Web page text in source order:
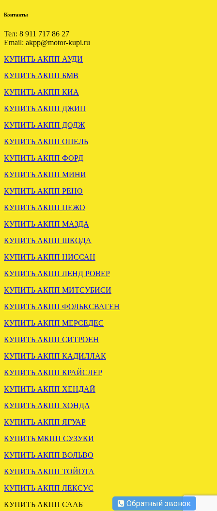
.
УСТАНОВЛЕНА АКПП
ХЕНДАЙ ТУССАН 2.0
ДИЗЕЛЬ
.
ОТПРАВЛЕНА АКПП
722.640
ОТПРАВЛЕНА МКПП
НИССАН КАШКАЙ 1.5
6СТ
ГОЛЬФ 1.6 KGJ 09G
Контакты
Тел: 8 911 717 86 27
Email: akpp@motor-kupi.ru
КУПИТЬ АКПП АУДИ
КУПИТЬ АКПП БМВ
КУПИТЬ АКПП КИА
КУПИТЬ АКПП ДЖИП
КУПИТЬ АКПП ДОДЖ
КУПИТЬ АКПП ОПЕЛЬ
КУПИТЬ АКПП ФОРД
КУПИТЬ АКПП МИНИ
КУПИТЬ АКПП РЕНО
КУПИТЬ АКПП ПЕЖО
КУПИТЬ АКПП МАЗДА
КУПИТЬ АКПП ШКОДА
КУПИТЬ АКПП НИССАН
КУПИТЬ АКПП ЛЕНД РОВЕР
КУПИТЬ АКПП МИТСУБИСИ
КУПИТЬ АКПП ФОЛЬКСВАГЕН
КУПИТЬ АКПП МЕРСЕДЕС
КУПИТЬ АКПП СИТРОЕН
КУПИТЬ АКПП КАДИЛЛАК
КУПИТЬ АКПП КРАЙСЛЕР
КУПИТЬ АКПП ХЕНДАЙ
КУПИТЬ АКПП ХОНДА
КУПИТЬ АКПП ЯГУАР
КУПИТЬ МКПП СУЗУКИ
КУПИТЬ АКПП ВОЛЬВО
КУПИТЬ АКПП ТОЙОТА
КУПИТЬ АКПП ЛЕКСУС
КУПИТЬ АКПП СААБ
Обратный звонок